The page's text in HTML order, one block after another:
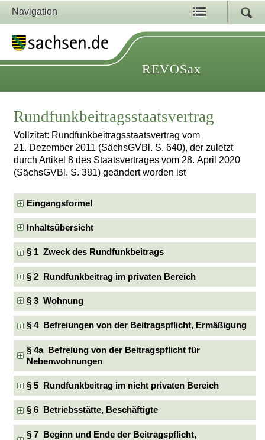
Navigation
REVOSax
Rundfunkbeitragsstaatsvertrag
Vollzitat: Rundfunkbeitragsstaatsvertrag vom
21. Dezember 2011 (SächsGVBl. S. 640), der zuletzt
durch Artikel 8 des Staatsvertrages vom 28. April 2020
(SächsGVBl. S. 381) geändert worden ist
Eingangsformel
Inhaltsübersicht
§ 1 Zweck des Rundfunkbeitrags
§ 2 Rundfunkbeitrag im privaten Bereich
§ 3 Wohnung
§ 4 Befreiungen von der Beitragspflicht, Ermäßigung
§ 4a Befreiung von der Beitragspflicht für
Nebenwohnungen
§ 5 Rundfunkbeitrag im nicht privaten Bereich
§ 6 Betriebsstätte, Beschäftigte
§ 7 Beginn und Ende der Beitragspflicht,